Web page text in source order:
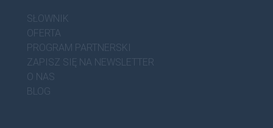
SŁOWNIK
OFERTA
PROGRAM PARTNERSKI
ZAPISZ SIĘ NA NEWSLETTER
O NAS
BLOG